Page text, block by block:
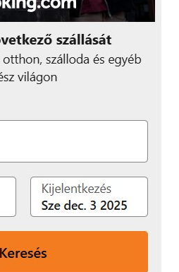
nem megfelelő
jogosultságokat
karbantartásához
Ha ezzel végzünk
megnő
hogy egy sikeres
a behatoló egyből a
beláthatatlan
járhat.
kialakított